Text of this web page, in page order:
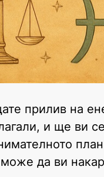
прилив на
и ще ви
да ви